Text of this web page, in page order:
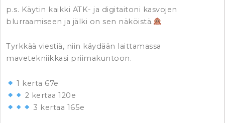
p.s. Käytin kaikki ATK- ja digitaitoni kasvojen
blurraamiseen ja jälki on sen näköistä.
Tyrkkää viestiä, niin käydään laittamassa
mavetekniikkasi priimakuntoon.
1 kerta 67e
2 kertaa 120e
3 kertaa 165e